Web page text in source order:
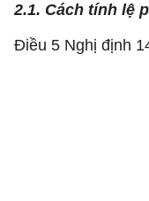
2.1. Cách tính lệ
Điều 5 Nghị định